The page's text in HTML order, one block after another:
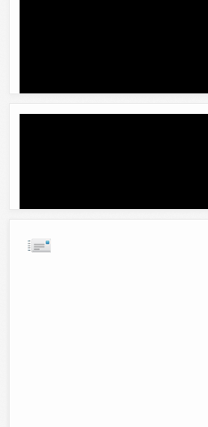
Mentiros, mentiroso.